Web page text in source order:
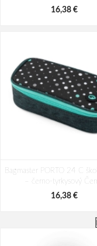
16,38 €
Bagmaster PORTO 24 C
– černo-tyrkysový
16,38 €